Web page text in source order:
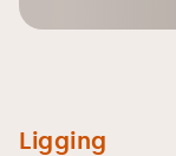
Ligging